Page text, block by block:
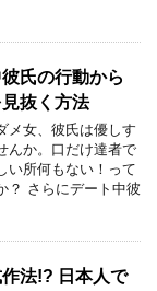
氏の行動から
抜く方法
メ女、彼氏は優しす
んか。口だけ達者で
い所何もない！って
？ さらにデート中彼
法!? 日本人で